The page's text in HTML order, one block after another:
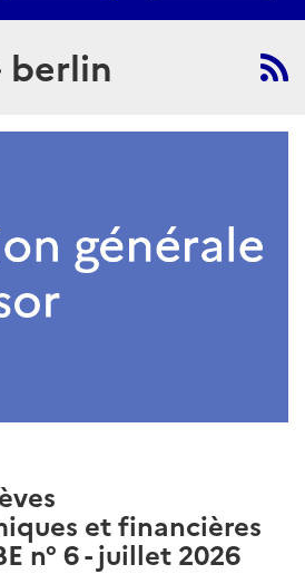
berlin
et financières
n° 6 - juillet 2026